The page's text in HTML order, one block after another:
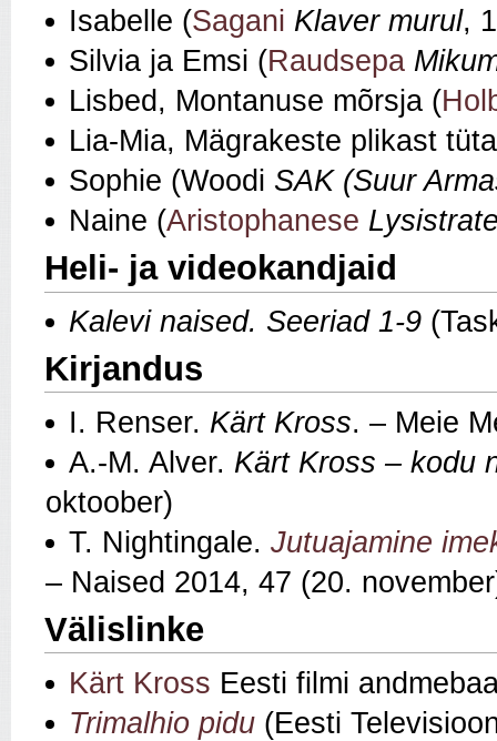
Isabelle (Sagani Klaver murul,
Silvia ja Emsi (Raudsepa
Lisbed, Montanuse mõrsja (
Lia-Mia, Mägrakeste plikast
Sophie (Woodi SAK (Suur
Naine (Aristophanese
Heli- ja videokandjaid
Kalevi naised. Seeriad 1-9
Kirjandus
I. Renser. Kärt Kross. – Meie
A.-M. Alver. Kärt Kross – kodu
oktoober)
T. Nightingale. Jutuajamine
– Naised 2014, 47 (20.
Välislinke
Kärt Kross Eesti filmi
Trimalhio pidu (Eesti